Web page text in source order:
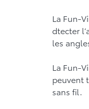
La Fun-
dtecter
les
La Fun-
peuvent
sans fil.